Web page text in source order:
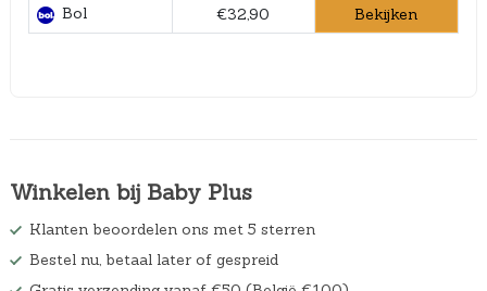
Bol €32,90 Bekijken
Winkelen bij Baby Plus
Klanten beoordelen ons met 5 sterren
Bestel nu, betaal later of gespreid